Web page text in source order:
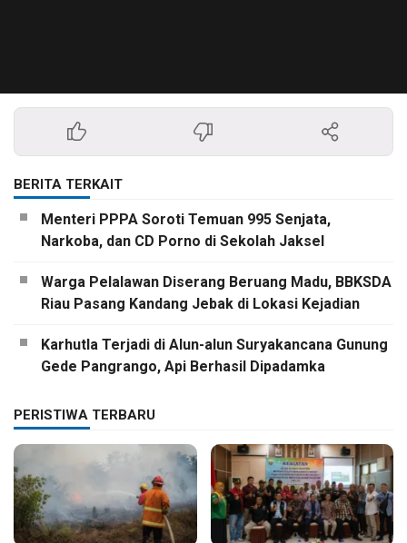
BERITA TERKAIT
Menteri PPPA Soroti Temuan 995 Senjata,
Narkoba, dan CD Porno di Sekolah Jaksel
Warga Pelalawan Diserang Beruang Madu, BBKSDA
Riau Pasang Kandang Jebak di Lokasi Kejadian
Karhutla Terjadi di Alun-alun Suryakancana Gunung
Gede Pangrango, Api Berhasil Dipadamka
PERISTIWA TERBARU